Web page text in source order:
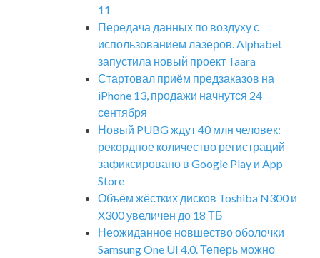
11
Передача данных по воздуху с
использованием лазеров. Alphabet
запустила новый проект Taara
Стартовал приём предзаказов на
iPhone 13, продажи начнутся 24
сентября
Новый PUBG ждут 40 млн человек:
рекордное количество регистраций
зафиксировано в Google Play и App
Store
Объём жёстких дисков Toshiba N300 и
X300 увеличен до 18 ТБ
Неожиданное новшество оболочки
Samsung One UI 4.0. Теперь можно